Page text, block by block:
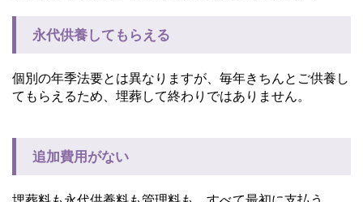
永代供養してもらえる
個別の年季法要とは異なりますが、毎年きちんとご供養し
てもらえるため、埋葬して終わりではありません。
追加費用がない